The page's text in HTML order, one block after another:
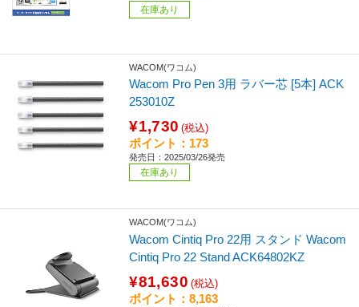
在庫あり
WACOM(ワコム)
Wacom Pro Pen 3用 ラバー芯 [5本] ACK
253010Z
¥1,730 (税込)
ポイント：173
発売日：2025/03/26発売
在庫あり
WACOM(ワコム)
Wacom Cintiq Pro 22用 スタンド Wacom
Cintiq Pro 22 Stand ACK64802KZ
¥81,630 (税込)
ポイント：8,163